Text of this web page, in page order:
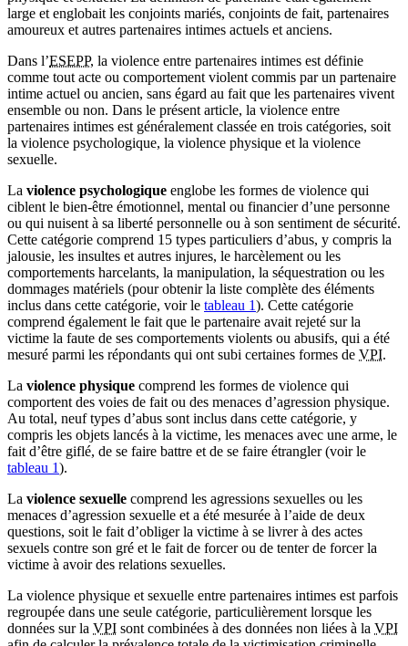
large et englobait les conjoints mariés, conjoints de fait, partenaires
amoureux et autres partenaires intimes actuels et anciens.
Dans l’ESEPP, la violence entre partenaires intimes est définie
comme tout acte ou comportement violent commis par un partenaire
intime actuel ou ancien, sans égard au fait que les partenaires vivent
ensemble ou non. Dans le présent article, la violence entre
partenaires intimes est généralement classée en trois catégories, soit
la violence psychologique, la violence physique et la violence
sexuelle.
La violence psychologique englobe les formes de violence qui
ciblent le bien-être émotionnel, mental ou financier d’une personne
ou qui nuisent à sa liberté personnelle ou à son sentiment de sécurité.
Cette catégorie comprend 15 types particuliers d’abus, y compris la
jalousie, les insultes et autres injures, le harcèlement ou les
comportements harcelants, la manipulation, la séquestration ou les
dommages matériels (pour obtenir la liste complète des éléments
inclus dans cette catégorie, voir le tableau 1). Cette catégorie
comprend également le fait que le partenaire avait rejeté sur la
victime la faute de ses comportements violents ou abusifs, qui a été
mesuré parmi les répondants qui ont subi certaines formes de VPI.
La violence physique comprend les formes de violence qui
comportent des voies de fait ou des menaces d’agression physique.
Au total, neuf types d’abus sont inclus dans cette catégorie, y
compris les objets lancés à la victime, les menaces avec une arme, le
fait d’être giflé, de se faire battre et de se faire étrangler (voir le
tableau 1).
La violence sexuelle comprend les agressions sexuelles ou les
menaces d’agression sexuelle et a été mesurée à l’aide de deux
questions, soit le fait d’obliger la victime à se livrer à des actes
sexuels contre son gré et le fait de forcer ou de tenter de forcer la
victime à avoir des relations sexuelles.
La violence physique et sexuelle entre partenaires intimes est parfois
regroupée dans une seule catégorie, particulièrement lorsque les
données sur la VPI sont combinées à des données non liées à la VPI